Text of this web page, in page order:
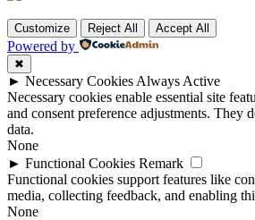
Customize Reject All Accept All
Powered by
✖
► Necessary Cookies Always Active
Necessary cookies enable essential site
and consent preference adjustments. They
data.
None
► Functional Cookies Remark
Functional cookies support features like
media, collecting feedback, and enabling
None